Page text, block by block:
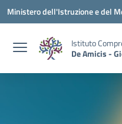
Vai ai contenuti
Vai al menu di navigazione
Vai al footer
Ministero dell'Istruzione e del
Istituto
De Amicis -